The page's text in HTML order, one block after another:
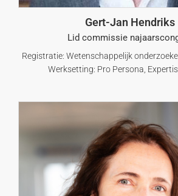
Gert-Jan Hendriks
Lid commissie
Registratie: Wetenschappelijk
Werksetting: Pro Persona,